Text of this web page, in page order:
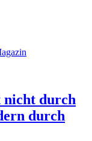
nicht durch
durch